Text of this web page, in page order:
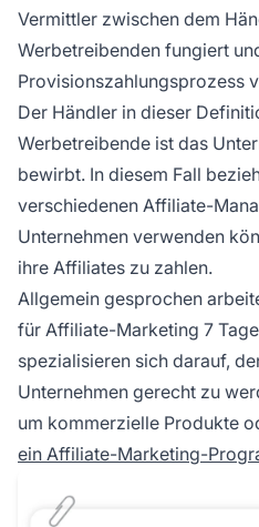
Vermittler zwischen dem
Werbetreibenden fungiert
Provisionszahlungsprozess
Der Händler in dieser
Werbetreibende ist das
bewirbt. In diesem Fall
verschiedenen Affiliate-
Unternehmen verwenden
ihre Affiliates zu zahlen.
Allgemein gesprochen
für Affiliate-Marketing 7
spezialisieren sich darauf,
Unternehmen gerecht zu
um kommerzielle Produkte
ein Affiliate-Marketing-